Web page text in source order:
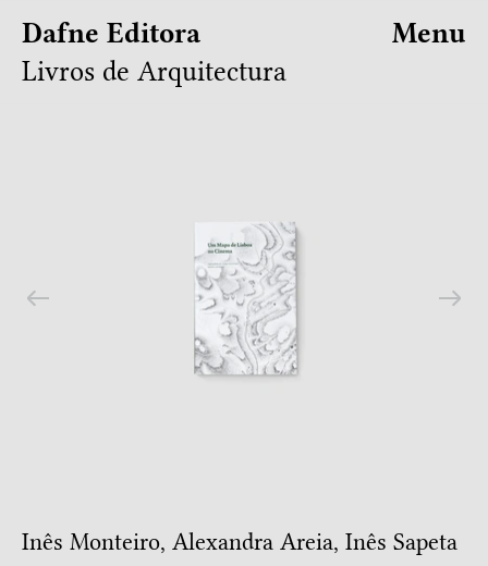
Dafne Editora
Livros de Arquitectura
Menu
Inês Monteiro, Alexandra Areia, Inês Sapeta